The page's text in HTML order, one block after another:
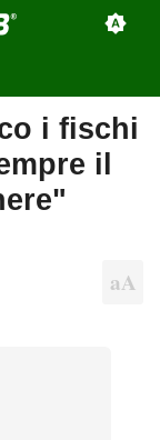
i fischi
il